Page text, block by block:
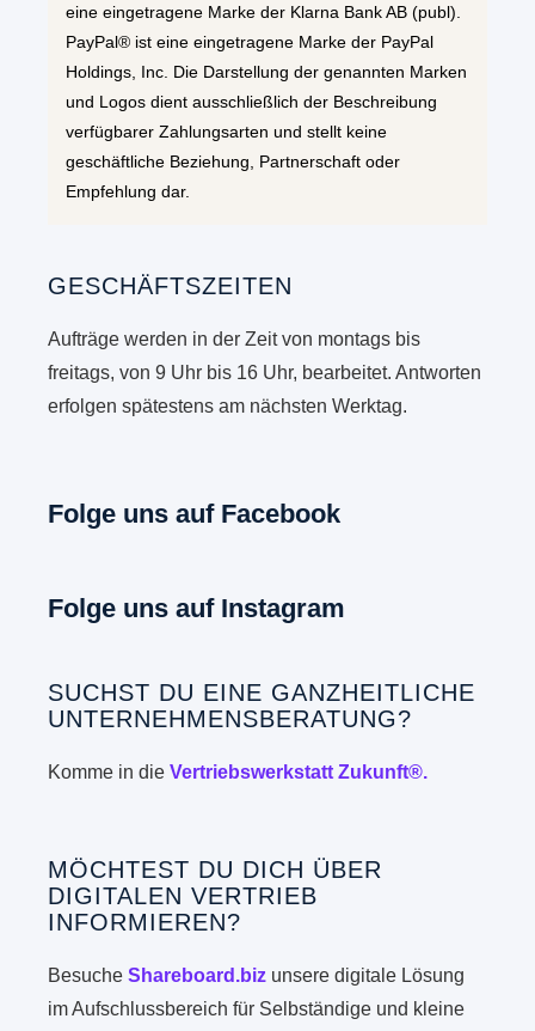
eine eingetragene Marke der Klarna Bank AB (publ).
PayPal® ist eine eingetragene Marke der PayPal
Holdings, Inc. Die Darstellung der genannten Marken
und Logos dient ausschließlich der Beschreibung
verfügbarer Zahlungsarten und stellt keine
geschäftliche Beziehung, Partnerschaft oder
Empfehlung dar.
GESCHÄFTSZEITEN
Aufträge werden in der Zeit von montags bis
freitags, von 9 Uhr bis 16 Uhr, bearbeitet. Antworten
erfolgen spätestens am nächsten Werktag.
Folge uns auf Facebook
Folge uns auf Instagram
SUCHST DU EINE GANZHEITLICHE
UNTERNEHMENSBERATUNG?
Komme in dieVertriebswerkstatt Zukunft®.
MÖCHTEST DU DICH ÜBER
DIGITALEN VERTRIEB
INFORMIEREN?
BesucheShareboard.biz unsere digitale Lösung
im Aufschlussbereich für Selbständige und kleine